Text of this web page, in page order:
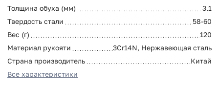
Толщина обуха (мм)
3.1
Твердость стали
58-60
Вес (г)
120
Материал рукояти
3Cr14N, Нержавеющая сталь
Страна производитель
Китай
Все характеристики